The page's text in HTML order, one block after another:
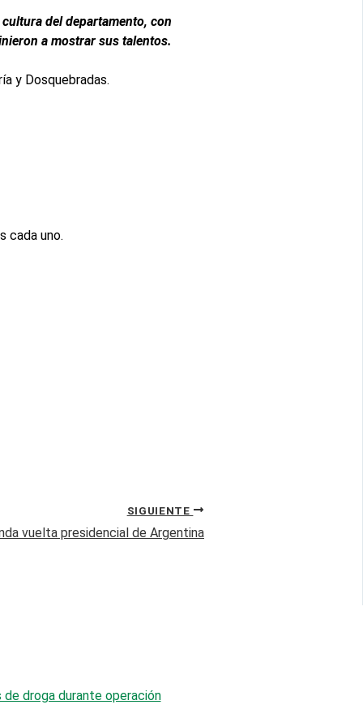
del departamento, con
a mostrar sus talentos.
y Dosquebradas.
cada uno.
SIGUIENTE
vuelta presidencial de Argentina